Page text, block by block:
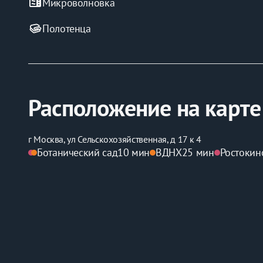
Полотенца
Расположение на карте
г Москва, ул Сельскохозяйственная, д 17 к 4
Ботанический сад10 мин ВДНХ25 мин